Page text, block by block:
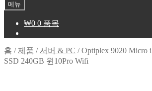
메뉴
₩0 0 품목
홈 /제품 / 서버 & PC /Optiplex 9020 Micro
SSD 240GB 윈10Pro Wifi